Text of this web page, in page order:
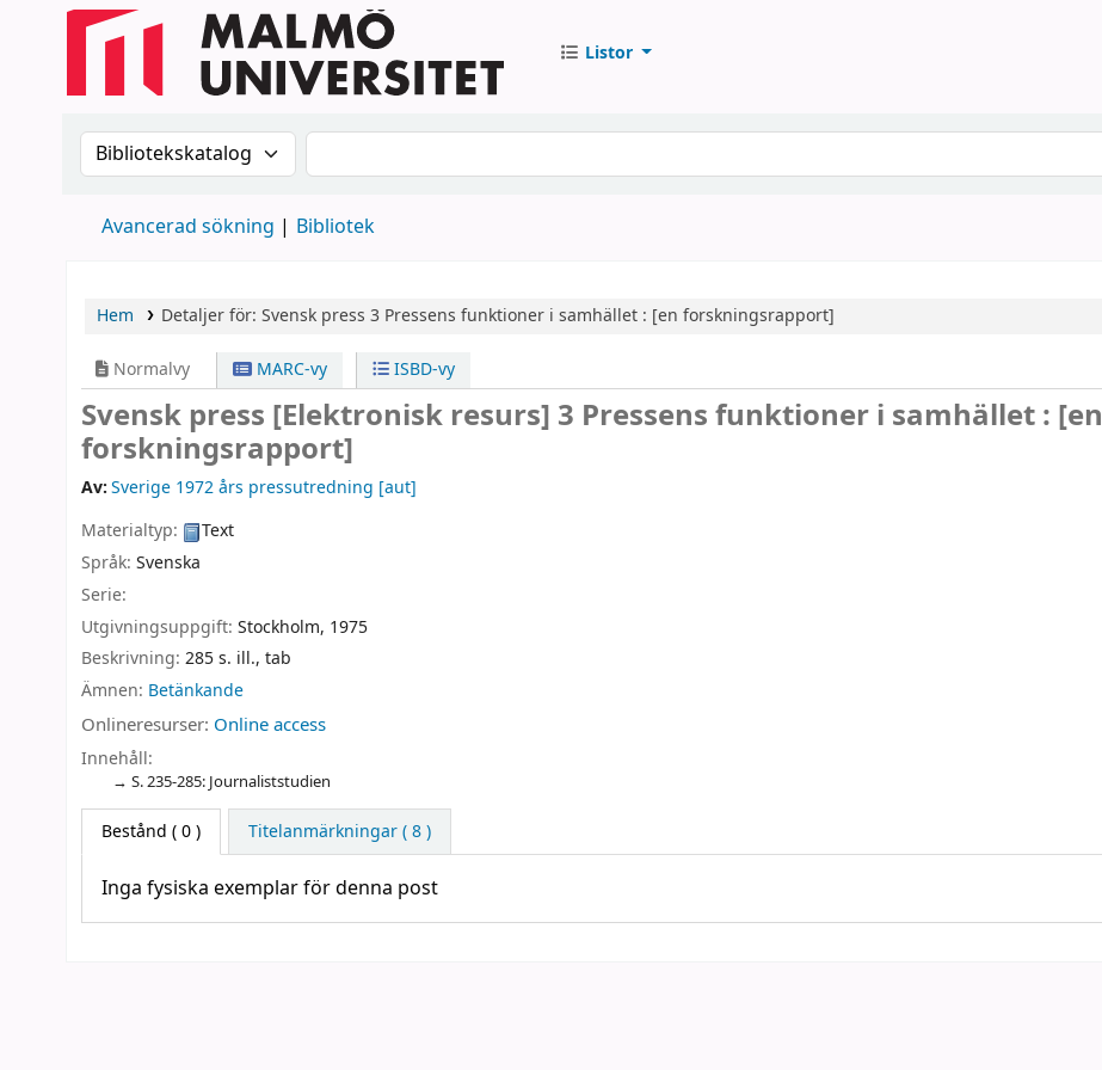
Listor
Sök i katalogen efter:Sök i katalogen
Avancerad sökning Bibliotek
Hem Detaljer för: Svensk press 3 Pressens funktioner i samhället : [en forskningsrapport]
Normalvy MARC-vy ISBD-vy
Svensk press [Elektronisk resurs] 3 Pressens funktioner i samhället : [en
forskningsrapport]
Av:Sverige 1972 års pressutredning [aut]
Materialtyp:
Text
Språk: Svenska
Serie:
Utgivningsuppgift: Stockholm, 1975
Beskrivning: 285 s. ill., tab
Ämnen: Betänkande
Onlineresurser: Online access
Innehåll:
S. 235-285: Journaliststudien
Bestånd ( 0 ) Titelanmärkningar ( 8 )
Inga fysiska exemplar för denna post